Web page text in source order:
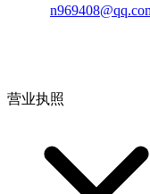
营业执照